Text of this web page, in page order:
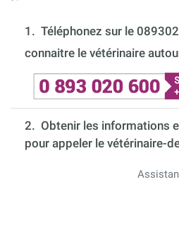
1. Téléphonez sur le
connaitre le vétérinaire
2. Obtenir les informations
pour appeler le vétérinaire-